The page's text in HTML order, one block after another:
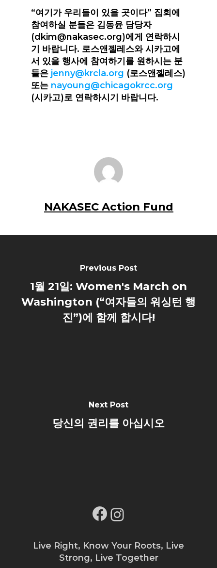
“여기가 우리들이 있을 곳이다” 집회에
참여하실 분들은 김동윤 담당자
(dkim@nakasec.org)에게 연락하시
기 바랍니다. 로스앤젤레스와 시카고에
서 있을 행사에 참여하기를 원하시는 분
들은 jenny@krcla.org (로스앤젤레스)
또는 nayoung@chicagokrcc.org
(시카고)로 연락하시기 바랍니다.
NAKASEC Action Fund
Previous Post
1월 21일: Women's March on
Washington (“여자들의 워싱턴 행
진”)에 함께 합시다!
Next Post
당신의 권리를 아십시오
Facebook
Live Right, Know Your Roots, Live
Strong, Live Together